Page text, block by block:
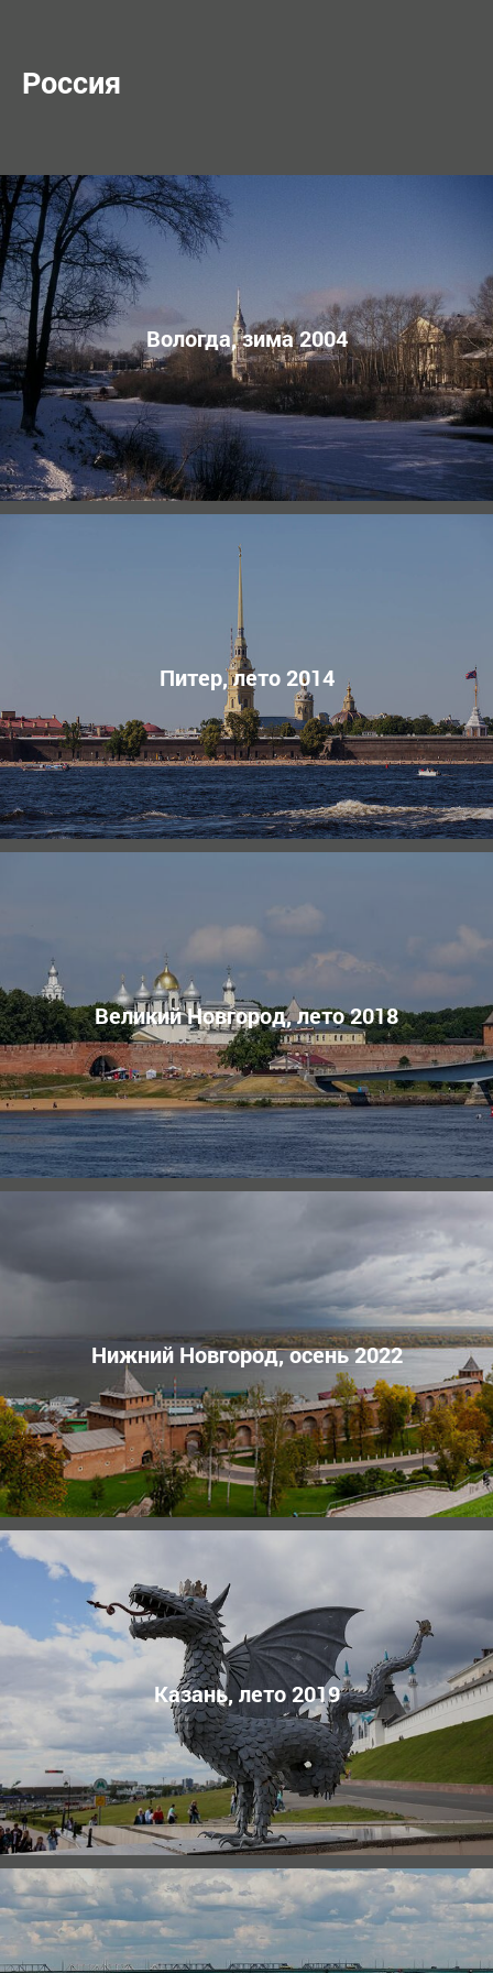
Россия
Вологда, зима 2004
Питер, лето 2014
Великий Новгород, лето 2018
Нижний Новгород, осень 2022
Казань, лето 2019